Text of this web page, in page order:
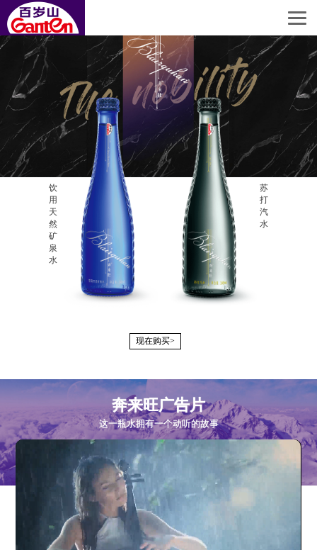
饮
用
天
然
矿
泉
水
苏
打
汽
水
现在购买>
奔来旺广告片
这一瓶水拥有一个动听的故事